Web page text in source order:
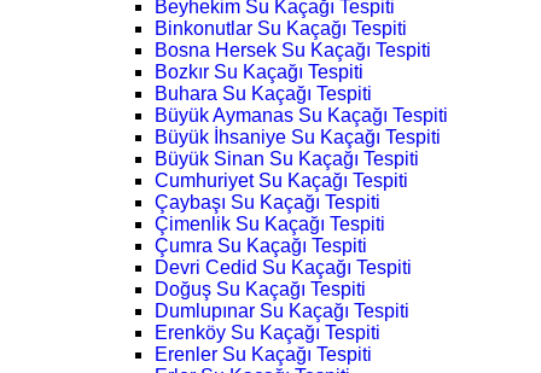
Beyhekim Su Kaçağı Tespiti
Binkonutlar Su Kaçağı Tespiti
Bosna Hersek Su Kaçağı Tespiti
Bozkır Su Kaçağı Tespiti
Buhara Su Kaçağı Tespiti
Büyük Aymanas Su Kaçağı Tespiti
Büyük İhsaniye Su Kaçağı Tespiti
Büyük Sinan Su Kaçağı Tespiti
Cumhuriyet Su Kaçağı Tespiti
Çaybaşı Su Kaçağı Tespiti
Çimenlik Su Kaçağı Tespiti
Çumra Su Kaçağı Tespiti
Devri Cedid Su Kaçağı Tespiti
Doğuş Su Kaçağı Tespiti
Dumlupınar Su Kaçağı Tespiti
Erenköy Su Kaçağı Tespiti
Erenler Su Kaçağı Tespiti